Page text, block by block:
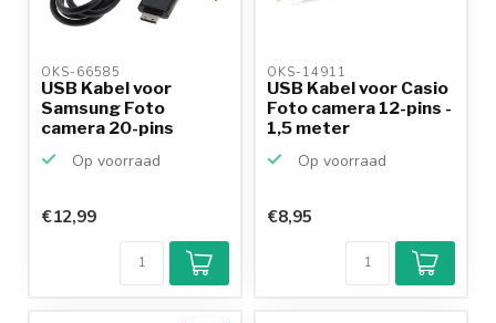
OKS-66585
USB Kabel voor
Samsung Foto
camera 20-pins
Op voorraad
€12,99
OKS-14911
USB Kabel voor Casio
Foto camera 12-pins -
1,5 meter
Op voorraad
€8,95